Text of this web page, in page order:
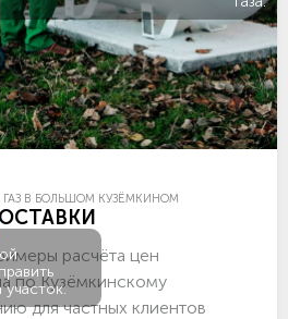
участок.
В БОЛЬШОМ КУЗЁМКИНОМ
расчёта цен
по Кузёмкинскому
для частных клиентов